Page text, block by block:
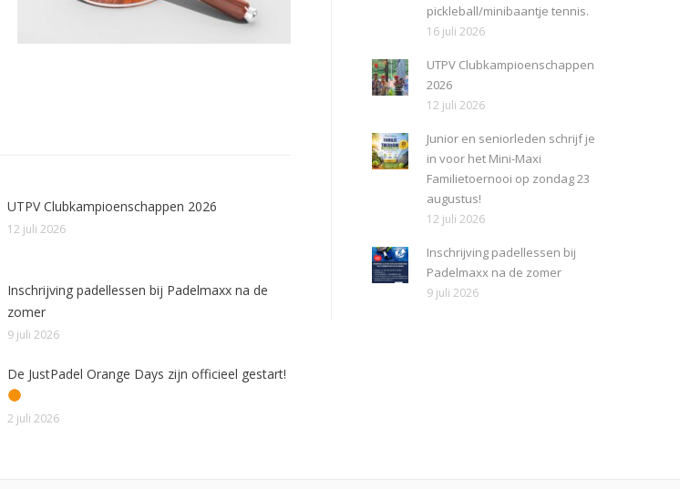
UTPV Clubkampioenschappen 2026
12 juli 2026
Inschrijving padellessen bij Padelmaxx na de
zomer
9 juli 2026
De JustPadel Orange Days zijn officieel gestart!
2 juli 2026
pickleball/minibaantje tennis.
16 juli 2026
UTPV Clubkampioenschappen
2026
12 juli 2026
Junior en seniorleden schrijf je
in voor het Mini-Maxi
Familietoernooi op zondag 23
augustus!
12 juli 2026
Inschrijving padellessen bij
Padelmaxx na de zomer
9 juli 2026